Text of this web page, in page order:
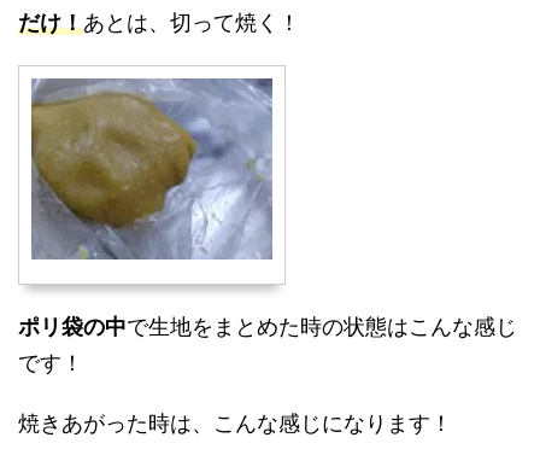
だけ！あとは、切って焼く！
ポリ袋の中で生地をまとめた時の状態はこんな感じ
です！
焼きあがった時は、こんな感じになります！